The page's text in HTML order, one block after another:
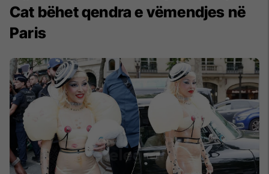
Cat bëhet qendra e vëmendjes në
Paris